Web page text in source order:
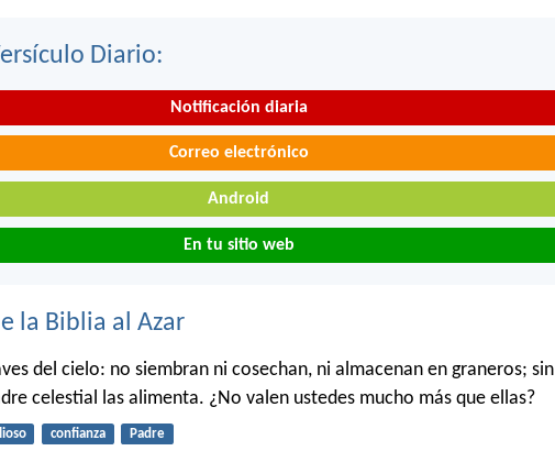
Diario:
Notificación diaria
Correo electrónico
Android
En tu sitio web
la Biblia al Azar
del cielo: no siembran ni cosechan, ni almacenan en graneros; sin
celestial las alimenta. ¿No valen ustedes mucho más que ellas?
confianza Padre